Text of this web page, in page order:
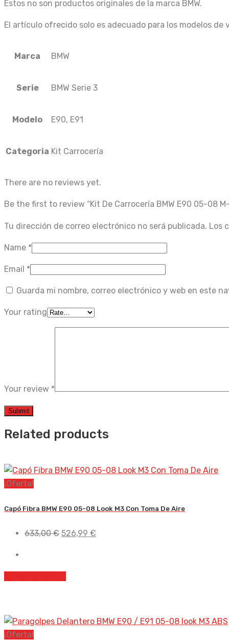
Estos no son productos originales de la marca BMW.
El artículo ofrecido solo es adecuado para los modelos de
Marca BMW
Serie BMW Serie 3
Modelo E90, E91
Categoria Kit Carrocería
There are no reviews yet.
Be the first to review “Kit De Carrocería BMW E90 05-08
Tu dirección de correo electrónico no será publicada. Los
Name *
Email *
Guarda mi nombre, correo electrónico y web en este
Your rating
Your review *
Related products
¡Oferta!
Capó Fibra BMW E90 05-08 Look M3 Con Toma De Aire
633,00€ El
era:
526,99 €
¡Oferta!